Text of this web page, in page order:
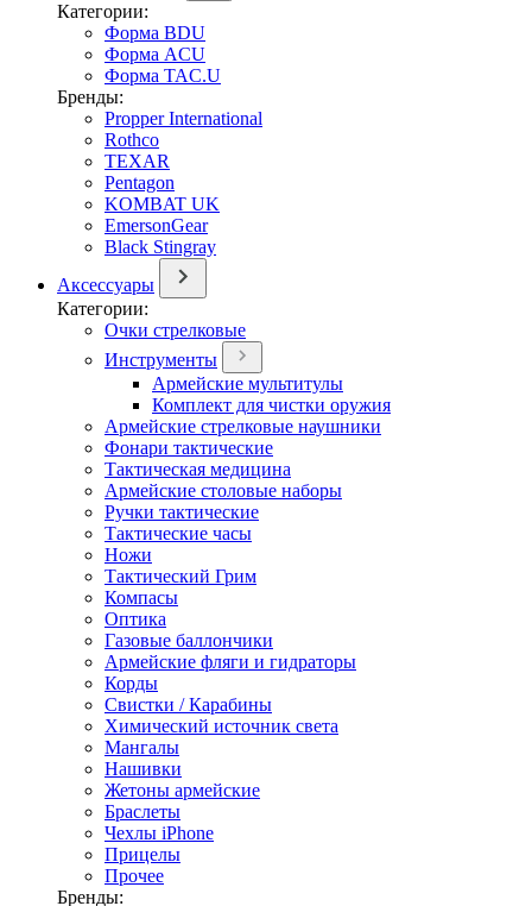
Категории:
Форма BDU
Форма ACU
Форма TAC.U
Бренды:
Propper International
Rothco
TEXAR
Pentagon
KOMBAT UK
EmersonGear
Black Stingray
Аксессуары
Категории:
Очки стрелковые
Инструменты
Армейские мультитулы
Комплект для чистки оружия
Армейские стрелковые наушники
Фонари тактические
Тактическая медицина
Армейские столовые наборы
Ручки тактические
Тактические часы
Ножи
Тактический Грим
Компасы
Оптика
Газовые баллончики
Армейские фляги и гидраторы
Корды
Свистки / Карабины
Химический источник света
Мангалы
Нашивки
Жетоны армейские
Браслеты
Чехлы iPhone
Прицелы
Прочее
Бренды: